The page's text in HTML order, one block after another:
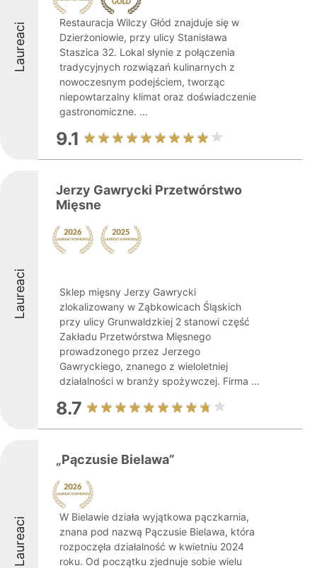
Laureaci
Restauracja Wilczy Głód znajduje się w
Dzierżoniowie, przy ulicy Stanisława
Staszica 32. Lokal słynie z połączenia
tradycyjnych rozwiązań kulinarnych z
nowoczesnym podejściem, tworząc
niepowtarzalny klimat oraz doświadczenie
gastronomiczne. ...
9.1
Laureaci
Jerzy Gawrycki Przetwórstwo
Mięsne
Sklep mięsny Jerzy Gawrycki
zlokalizowany w Ząbkowicach Śląskich
przy ulicy Grunwaldzkiej 2 stanowi część
Zakładu Przetwórstwa Mięsnego
prowadzonego przez Jerzego
Gawryckiego, znanego z wieloletniej
działalności w branży spożywczej. Firma ...
8.7
Laureaci
„Pączusie Bielawa”
W Bielawie działa wyjątkowa pączkarnia,
znana pod nazwą Pączusie Bielawa, która
rozpoczęła działalność w kwietniu 2024
roku. Od początku zjednuje sobie wielu